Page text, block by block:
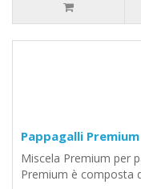
Pappagalli
Miscela Premium per
Premium è composta